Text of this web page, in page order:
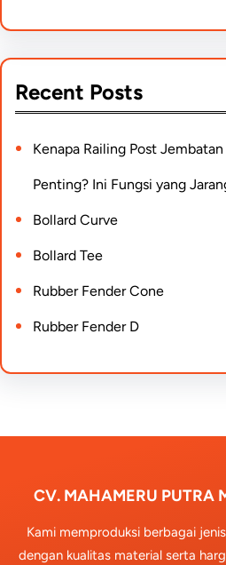
Recent Posts
Kenapa Railing Post
Penting? Ini Fungsi yang
Bollard Curve
Bollard Tee
Rubber Fender Cone
Rubber Fender D
CV. MAHAMERU PUTRA
Kami memproduksi berbagai
dengan kualitas material serta